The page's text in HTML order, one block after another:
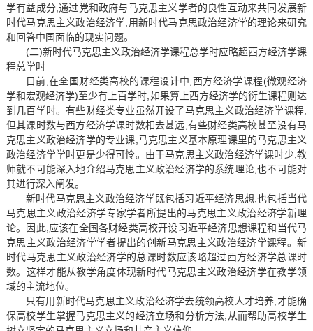
学有益成分,通过党和政府与马克思主义学者的良性互动来共同发展新
时代马克思主义政治经济学,用新时代马克思政治经济学的理论来研究
和回答中国面临的现实问题。
(二)新时代马克思主义政治经济学课程总学时应略超西方经济学课
程总学时
目前,在全国财经类高校的课程设计中,西方经济学课程(微观经济
学和宏观经济学)至少有上百学时,如果算上西方经济学的衍生课程则达
到几百学时。有些财经类专业虽然开设了马克思主义政治经济学课程,
但其课时数与西方经济学课时数相去甚远,有些财经类高校甚至没有马
克思主义政治经济学的专业课,马克思主义基本原理课里的马克思主义
政治经济学学时更是少得可怜。由于马克思主义政治经济学课时少,教
师就不可能深入地介绍马克思主义政治经济学的系统理论,也不可能对
其进行深入阐发。
新时代马克思主义政治经济学既包括习近平经济思想,也包括当代
马克思主义政治经济学专家学者所提出的马克思主义政治经济学新理
论。因此,应该在全国各财经类高校开设习近平经济思想课程和当代马
克思主义政治经济学学者提出的创新马克思主义政治经济学课程。新
时代马克思主义政治经济学的总课时数应该略超过西方经济学总课时
数。这样才能从教学角度体现新时代马克思主义政治经济学在教学领
域的主流地位。
只有用新时代马克思主义政治经济学去统领高校人才培养,才能确
保高校学生掌握马克思主义的经济立场和分析方法,从而帮助高校学生